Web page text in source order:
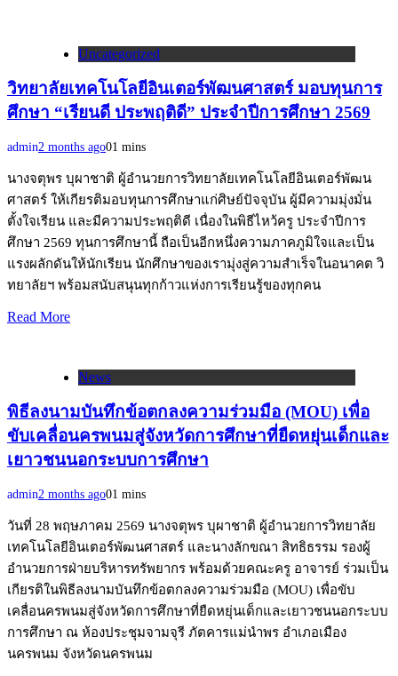
Uncategorized
วิทยาลัยเทคโนโลยีอินเตอร์พัฒนศาสตร์ มอบทุนการ
ศึกษา “เรียนดี ประพฤติดี” ประจำปีการศึกษา 2569
admin2 months ago01 mins
​นางจตุพร บุผาชาติ ผู้อำนวยการวิทยาลัยเทคโนโลยีอินเตอร์พัฒน
ศาสตร์ ให้เกียรติมอบทุนการศึกษาแก่ศิษย์ปัจจุบัน ผู้มีความมุ่งมั่น
ตั้งใจเรียน และมีความประพฤติดี เนื่องในพิธีไหว้ครู ประจำปีการ
ศึกษา 2569 ​ทุนการศึกษานี้ ถือเป็นอีกหนึ่งความภาคภูมิใจและเป็น
แรงผลักดันให้นักเรียน นักศึกษาของเรามุ่งสู่ความสำเร็จในอนาคต วิ
ทยาลัยฯ พร้อมสนับสนุนทุกก้าวแห่งการเรียนรู้ของทุกคน
Read More
News
พิธีลงนามบันทึกข้อตกลงความร่วมมือ (MOU) เพื่อ
ขับเคลื่อนครพนมสู่จังหวัดการศึกษาที่ยืดหยุ่นเด็กและ
เยาวชนนอกระบบการศึกษา
admin2 months ago01 mins
วันที่ 28 พฤษภาคม 2569 นางจตุพร บุผาชาติ ผู้อำนวยการวิทยาลัย
เทคโนโลยีอินเตอร์พัฒนศาสตร์ และนางลักขณา สิทธิธรรม รองผู้
อำนวยการฝ่ายบริหารทรัพยากร พร้อมด้วยคณะครู อาจารย์ ร่วมเป็น
เกียรติในพิธีลงนามบันทึกข้อตกลงความร่วมมือ (MOU) เพื่อขับ
เคลื่อนครพนมสู่จังหวัดการศึกษาที่ยืดหยุ่นเด็กและเยาวชนนอกระบบ
การศึกษา ณ ห้องประชุมจามจุรี ภัตคารแม่นำพร อำเภอเมือง
นครพนม จังหวัดนครพนม